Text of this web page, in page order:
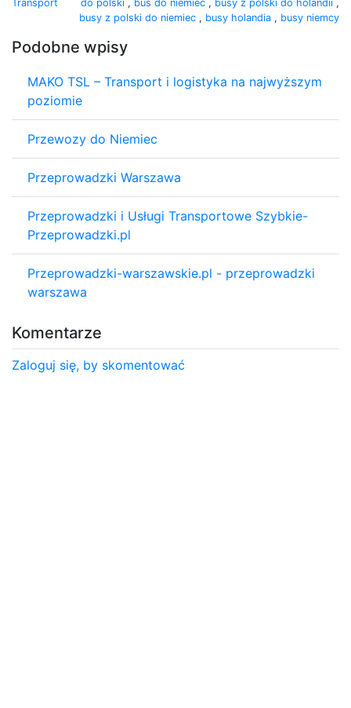
Transport do polski , bus do niemiec , busy z polski do holandii ,
busy z polski do niemiec , busy holandia , busy niemcy
Podobne wpisy
MAKO TSL – Transport i logistyka na najwyższym
poziomie
Przewozy do Niemiec
Przeprowadzki Warszawa
Przeprowadzki i Usługi Transportowe Szybkie-
Przeprowadzki.pl
Przeprowadzki-warszawskie.pl - przeprowadzki
warszawa
Komentarze
Zaloguj się, by skomentować